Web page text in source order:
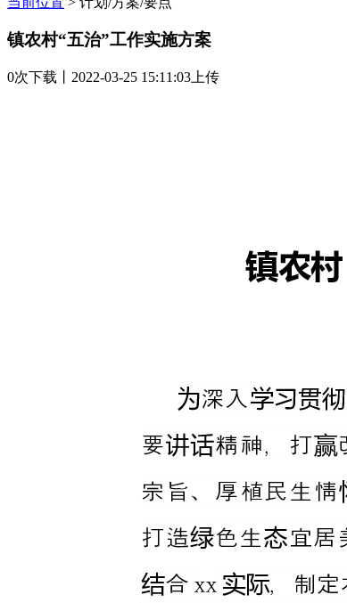
镇农村“五治”工作实施方案
0次下载 丨2022-03-25 15:11:03上传